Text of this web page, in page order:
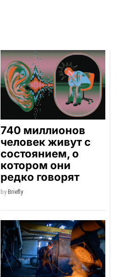
740 миллионов
человек живут с
состоянием, о
котором они
редко говорят
byBriefly